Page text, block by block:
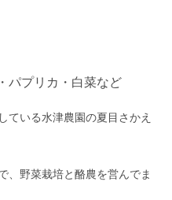
パプリカ・白菜など
ている水津農園の夏目さかえ
、野菜栽培と酪農を営んでま